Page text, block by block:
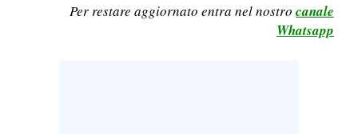
Per restare aggiornato entra nel nostro canale
Whatsapp